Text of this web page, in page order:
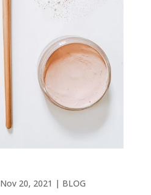
Nov 20, 2021 | BLOG